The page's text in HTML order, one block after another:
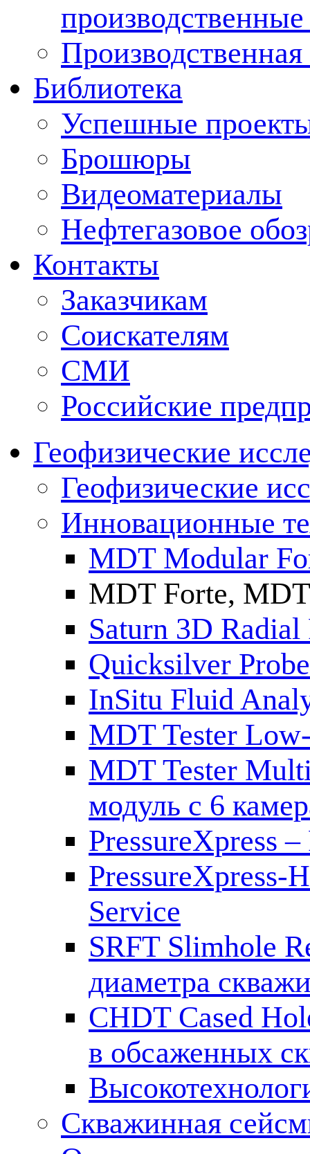
Производственная
Библиотека
Успешные
Брошюры
Видеоматериалы
Нефтегазовое
Контакты
Заказчикам
Соискателям
СМИ
Российские
Геофизические
Геофизические
Инновационные
MDT Modular
MDT Forte,
Saturn 3D
Quicksilver
InSitu Fluid
MDT Tester
MDT Tester
модуль с 6
PressureXpress
PressureXpress-
Service
SRFT Slimhole
диаметра
CHDT Cased
в обсаженных
Скважинная